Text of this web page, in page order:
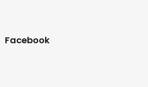
Facebook